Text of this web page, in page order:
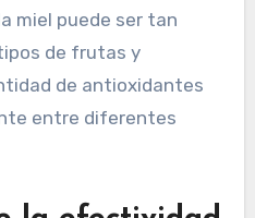
miel puede ser tan
de frutas y
de antioxidantes
entre diferentes